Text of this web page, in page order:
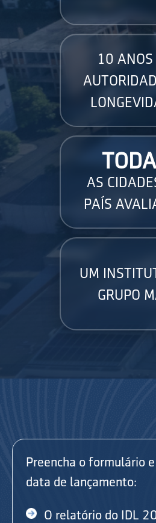
10 ANOS
AS
PAÍS
UM
GRUPO
Preencha o formulário
data de lançamento:
O relatório do IDL